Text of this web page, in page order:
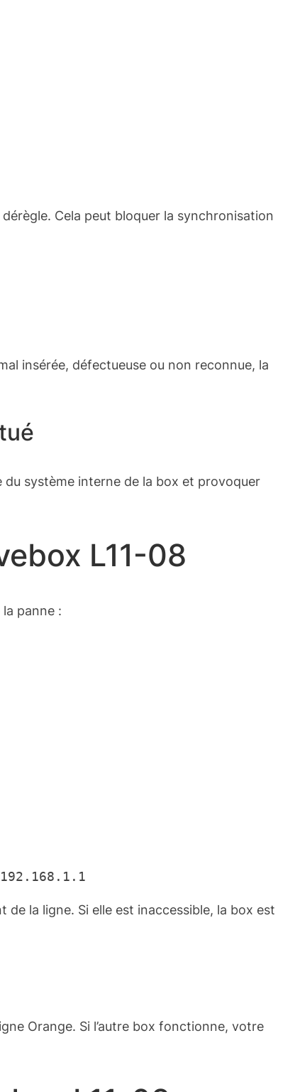
Cela peut bloquer la synchronisation
insérée, défectueuse ou non reconnue, la
système interne de la box et provoquer
L11-08
panne :
192.168.1.1
la ligne. Si elle est inaccessible, la box est
Orange. Si l’autre box fonctionne, votre